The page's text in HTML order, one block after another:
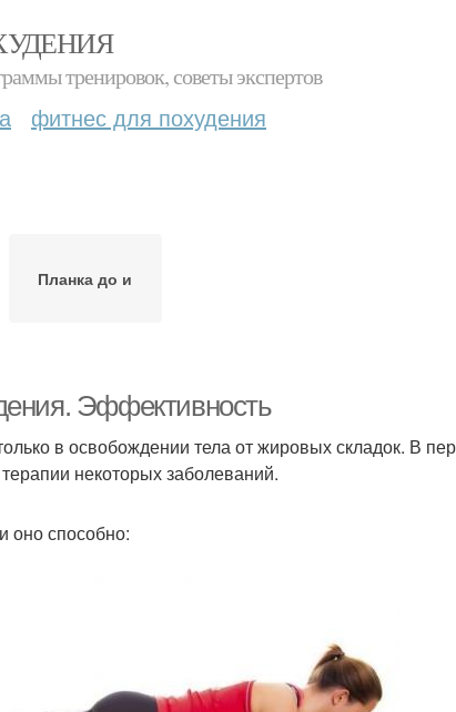
тренировок, советы экспертов
фитнес для похудения
Планка до и
Эффективность
в освобождении тела от жировых складок. В
некоторых заболеваний.
оно способно: